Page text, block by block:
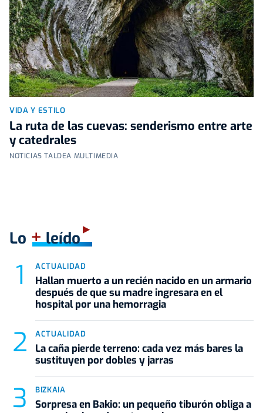
VIDA Y ESTILO
La ruta de las cuevas: senderismo entre arte
y catedrales
NOTICIAS TALDEA MULTIMEDIA
Lo +leído
ACTUALIDAD
Hallan muerto a un recién nacido en un armario
después de que su madre ingresara en el
hospital por una hemorragia
ACTUALIDAD
La caña pierde terreno: cada vez más bares la
sustituyen por dobles y jarras
BIZKAIA
Sorpresa en Bakio: un pequeño tiburón obliga a